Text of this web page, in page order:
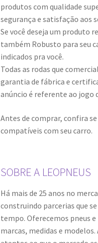
produtos com qualidade
segurança e satisfação aos
Se você deseja um produto
também Robusto para seu
indicados pra você.
Todas as rodas que
garantia de fábrica e
anúncio é referente ao jogo
Antes de comprar, confira
compatíveis com seu carro.
SOBRE A LEOPNEUS
Há mais de 25 anos no
construindo parcerias que
tempo. Oferecemos pneus e
marcas, medidas e